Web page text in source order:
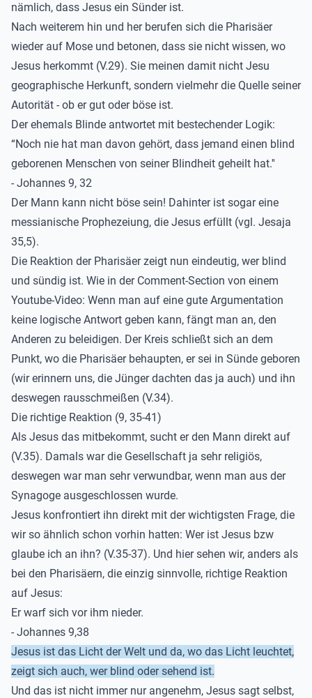
nämlich, dass Jesus ein Sünder ist.
Nach weiterem hin und her berufen sich die Pharisäer
wieder auf Mose und betonen, dass sie nicht wissen, wo
Jesus herkommt (V.29). Sie meinen damit nicht Jesu
geographische Herkunft, sondern vielmehr die Quelle seiner
Autorität - ob er gut oder böse ist.
Der ehemals Blinde antwortet mit bestechender Logik:
“Noch nie hat man davon gehört, dass jemand einen blind
geborenen Menschen von seiner Blindheit geheilt hat.''
- Johannes 9, 32
Der Mann kann nicht böse sein! Dahinter ist sogar eine
messianische Prophezeiung, die Jesus erfüllt (vgl. Jesaja
35,5).
Die Reaktion der Pharisäer zeigt nun eindeutig, wer blind
und sündig ist. Wie in der Comment-Section von einem
Youtube-Video: Wenn man auf eine gute Argumentation
keine logische Antwort geben kann, fängt man an, den
Anderen zu beleidigen. Der Kreis schließt sich an dem
Punkt, wo die Pharisäer behaupten, er sei in Sünde geboren
(wir erinnern uns, die Jünger dachten das ja auch) und ihn
deswegen rausschmeißen (V.34).
Die richtige Reaktion (9, 35-41)
Als Jesus das mitbekommt, sucht er den Mann direkt auf
(V.35). Damals war die Gesellschaft ja sehr religiös,
deswegen war man sehr verwundbar, wenn man aus der
Synagoge ausgeschlossen wurde.
Jesus konfrontiert ihn direkt mit der wichtigsten Frage, die
wir so ähnlich schon vorhin hatten: Wer ist Jesus bzw
glaube ich an ihn? (V.35-37). Und hier sehen wir, anders als
bei den Pharisäern, die einzig sinnvolle, richtige Reaktion
auf Jesus:
Er warf sich vor ihm nieder.
- Johannes 9,38
Jesus ist das Licht der Welt und da, wo das Licht leuchtet,
zeigt sich auch, wer blind oder sehend ist.
Und das ist nicht immer nur angenehm, Jesus sagt selbst,